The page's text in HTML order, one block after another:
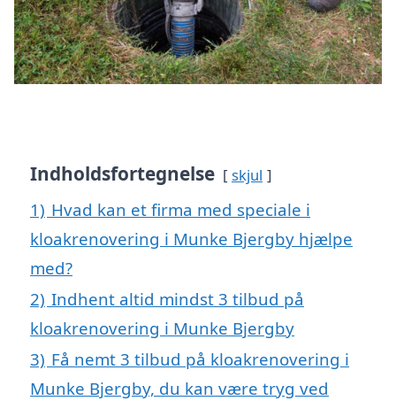
Indholdsfortegnelse skjul
1) Hvad kan et firma med speciale i
kloakrenovering i Munke Bjergby hjælpe
med?
2) Indhent altid mindst 3 tilbud på
kloakrenovering i Munke Bjergby
3) Få nemt 3 tilbud på kloakrenovering i
Munke Bjergby, du kan være tryg ved